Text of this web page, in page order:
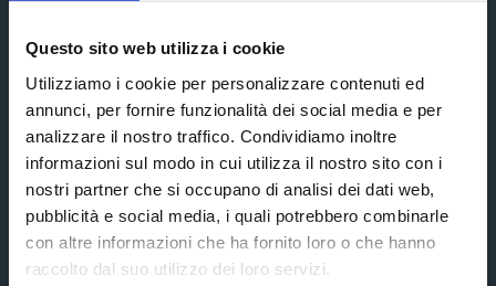
Questo sito web utilizza i cookie
Utilizziamo i cookie per personalizzare contenuti ed
annunci, per fornire funzionalità dei social media e per
analizzare il nostro traffico. Condividiamo inoltre
informazioni sul modo in cui utilizza il nostro sito con i
nostri partner che si occupano di analisi dei dati web,
pubblicità e social media, i quali potrebbero combinarle
con altre informazioni che ha fornito loro o che hanno
raccolto dal suo utilizzo dei loro servizi.
Accetto i termini e le condizioni esposte nella
informativa privacy estesa
Subscribe
Social media